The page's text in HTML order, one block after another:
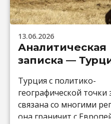
13.06.2026
Аналитическая
записка —
Турция с политико-
географической точки
связана со многими
она граничит с